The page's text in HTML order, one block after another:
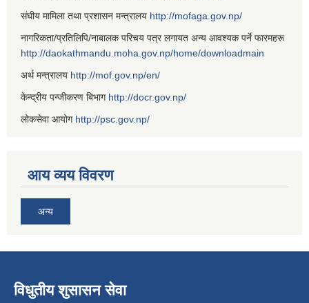
संघीय मामिला तथा प्रशासन मन्त्रालय http://mofaga.gov.np/
नागरिकता/प्रतिलिपि/नाबालक परिचय पत्र लगायत अन्य आवश्यक पर्ने फारमहरू
http://daokathmandu.moha.gov.np/home/downloadmain
अर्थ मन्त्रालय http://mof.gov.np/en/
केन्द्रीय पन्जीकरण बिभाग http://docr.gov.np/
लोकसेवा आयोग http://psc.gov.np/
आय व्यय विवरण
अन्य
विधुतीय शुसासन सेवा